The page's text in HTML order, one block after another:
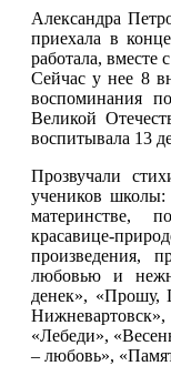
Александра
приехала в
работала, вместе
Сейчас у нее 8
воспоминания
Великой
воспитывала 13
Прозвучали
учеников
материнстве,
красавице-
произведения,
любовью и
денек», «Прошу,
«Лебеди»,
– любовь»,